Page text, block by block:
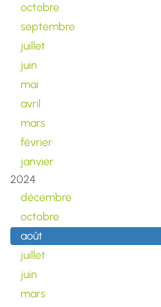
octobre
septembre
juillet
juin
mai
avril
mars
février
janvier
2024
décembre
octobre
août
juillet
juin
mars